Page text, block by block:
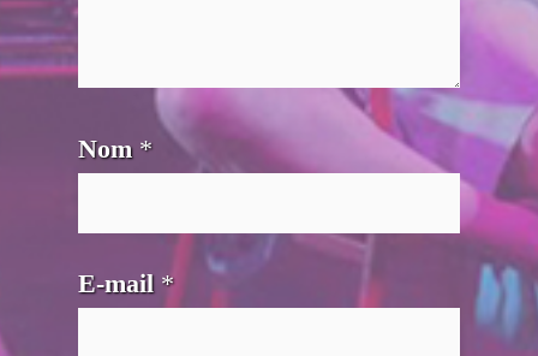
Nom *
E-mail *